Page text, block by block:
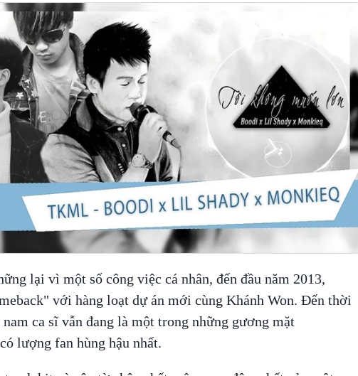
lại vì một số công việc cá nhân, đến đầu năm 2013,
với hàng loạt dự án mới cùng Khánh Won. Đến thời
ca sĩ vẫn đang là một trong những gương mặt
lượng fan hùng hậu nhất.